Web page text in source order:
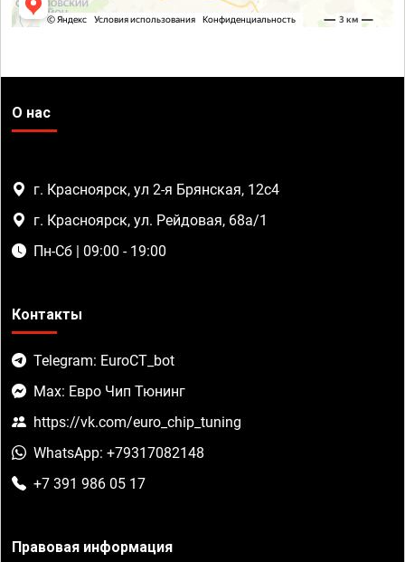
О нас
г. Красноярск, ул 2-я Брянская, 12с4
г. Красноярск, ул. Рейдовая, 68а/1
Пн-Сб | 09:00 - 19:00
Контакты
Telegram: EuroCT_bot
Max: Евро Чип Тюнинг
https://vk.com/euro_chip_tuning
WhatsApp: +79317082148
+7 391 986 05 17
Правовая информация